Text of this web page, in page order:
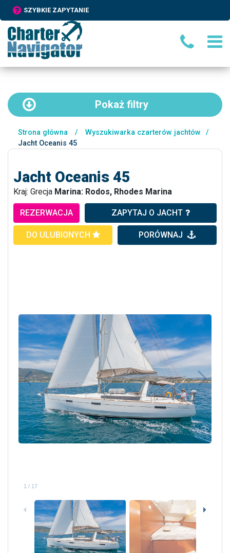
SZYBKIE ZAPYTANIE
Pokaż filtry
Strona główna / Wyszukiwarka czarterów jachtów
/
Jacht Oceanis 45
Jacht Oceanis 45
Kraj: Grecja Marina: Rodos, Rhodes Marina
REZERWACJA ZAPYTAJ O JACHT
DO ULUBIONYCH PORÓWNAJ
1 / 17